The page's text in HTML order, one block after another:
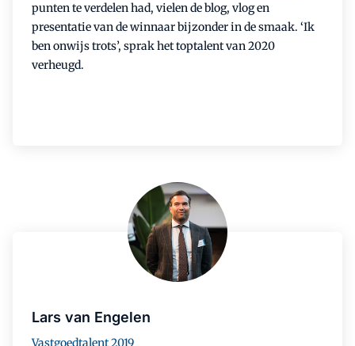
punten te verdelen had, vielen de blog, vlog en
presentatie van de winnaar bijzonder in de smaak. ‘Ik
ben onwijs trots’, sprak het toptalent van 2020
verheugd.
Lars van Engelen
Vastgoedtalent 2019